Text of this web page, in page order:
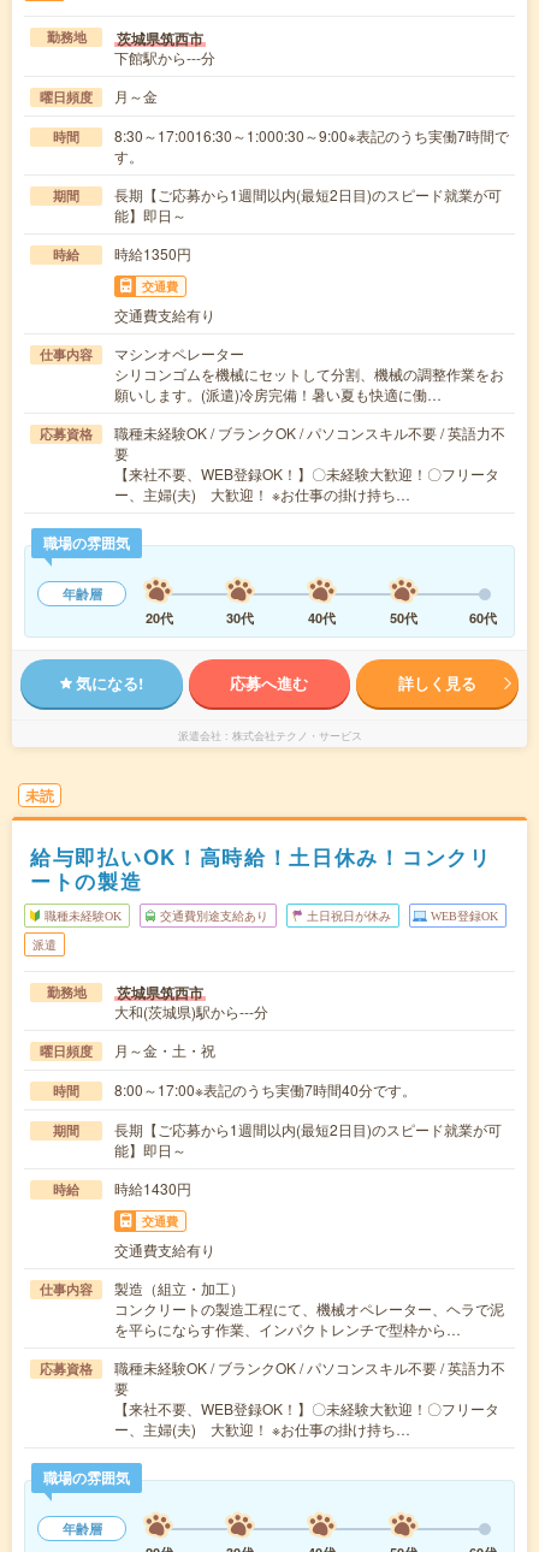
勤務地 茨城県筑西市
下館駅から---分
曜日頻度 月～金
時間
8:30～17:0016:30～1:000:30～9:00※表記のうち実働7時間で
す。
期間
長期【ご応募から1週間以内(最短2日目)のスピード就業が可
能】即日～
時給 時給1350円
交通費
交通費支給有り
仕事内容
マシンオペレーター
シリコンゴムを機械にセットして分割、機械の調整作業をお
願いします。(派遣)冷房完備！暑い夏も快適に働…
応募資格
職種未経験OK / ブランクOK / パソコンスキル不要 / 英語力不
要
【来社不要、WEB登録OK！】〇未経験大歓迎！〇フリータ
ー、主婦(夫) 大歓迎！ ※お仕事の掛け持ち…
職場の雰囲気
年齢層
20代
30代 40代 50代 60代
気になる! 応募へ進む 詳しく見る
派遣会社 株式会社テクノ・サービス
未読
給与即払いOK！高時給！土日休み！コンクリ
ートの製造
職種未経験OK 交通費別途支給あり 土日祝日が休み WEB登録OK
派遣
勤務地 茨城県筑西市
大和(茨城県)駅から---分
曜日頻度 月～金・土・祝
時間 8:00～17:00※表記のうち実働7時間40分です。
期間
長期【ご応募から1週間以内(最短2日目)のスピード就業が可
能】即日～
時給 時給1430円
交通費
交通費支給有り
仕事内容
製造（組立・加工）
コンクリートの製造工程にて、機械オペレーター、ヘラで泥
を平らにならす作業、インパクトレンチで型枠から…
応募資格
職種未経験OK / ブランクOK / パソコンスキル不要 / 英語力不
要
【来社不要、WEB登録OK！】〇未経験大歓迎！〇フリータ
ー、主婦(夫) 大歓迎！ ※お仕事の掛け持ち…
職場の雰囲気
年齢層